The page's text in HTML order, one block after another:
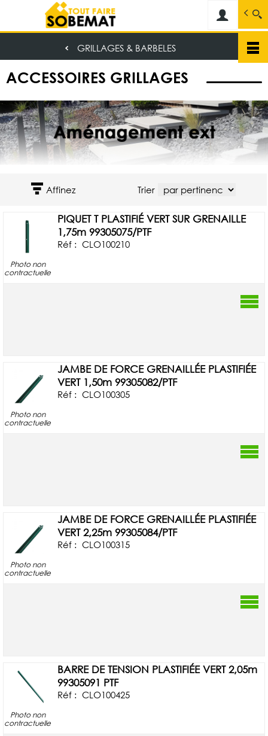
contenu
Spécialiste dans la vente de matériaux
GRILLAGES & BARBELES
ACCESSOIRES GRILLAGES
Affinez Trier
Photo non
contractuelle
PIQUET T PLASTIFIÉ VERT SUR GRENAILLE
1,75m 99305075/PTF
Réf : CLO100210
Photo non
contractuelle
JAMBE DE FORCE GRENAILLÉE PLASTIFIÉE
VERT 1,50m 99305082/PTF
Réf : CLO100305
Photo non
contractuelle
JAMBE DE FORCE GRENAILLÉE PLASTIFIÉE
VERT 2,25m 99305084/PTF
Réf : CLO100315
Photo non
contractuelle
BARRE DE TENSION PLASTIFIÉE VERT 2,05m
99305091 PTF
Réf : CLO100425